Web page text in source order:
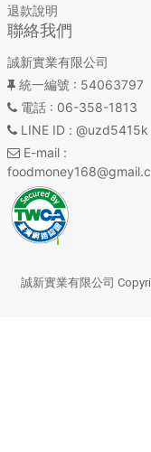
退款說明
聯絡我們
誠新實業有限公司
統一編號 : 54063797
電話: 06-358-1813
LINE ID : @uzd5415k
E-mail:
誠新實業有限公司